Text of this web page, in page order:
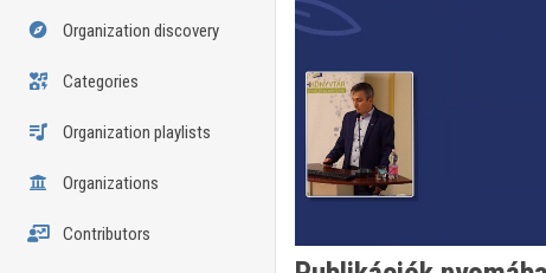
Organization discovery
Categories
Organization playlists
Organizations
Contributors